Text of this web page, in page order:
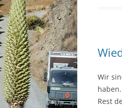
Wir
Rest